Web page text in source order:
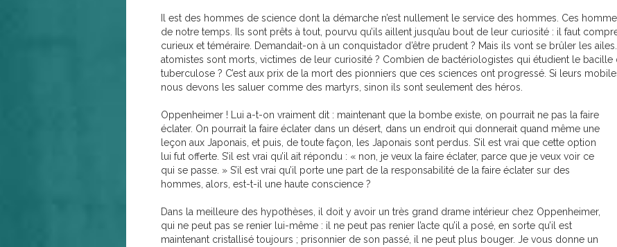
Il est des hommes de science dont la démarche n’est nullement le service des hommes. Ces
de notre temps. Ils sont prêts à tout, pourvu qu’ils aillent jusqu’au bout de leur curiosité : il faut
curieux et téméraire. Demandait-on à un conquistador d’être prudent ? Mais ils vont se brûler les
atomistes sont morts, victimes de leur curiosité ? Combien de bactériologistes qui étudient le
tuberculose ? C’est aux prix de la mort des pionniers que ces sciences ont progressé. Si leurs
nous devons les saluer comme des martyrs, sinon ils sont seulement des héros.
Oppenheimer ! Lui a-t-on vraiment dit : maintenant que la bombe existe, on pourrait ne pas la faire
éclater. On pourrait la faire éclater dans un désert, dans un endroit qui donnerait quand même une
leçon aux Japonais, et puis, de toute façon, les Japonais sont perdus. S’il est vrai que cette option
lui fut offerte. S’il est vrai qu’il ait répondu : « non, je veux la faire éclater, parce que je veux voir ce
qui se passe. » S’il est vrai qu’il porte une part de la responsabilité de la faire éclater sur des
hommes, alors, est-t-il une haute conscience ?
Dans la meilleure des hypothèses, il doit y avoir un très grand drame intérieur chez Oppenheimer,
qui ne peut pas se renier lui-même : il ne peut pas renier l’acte qu’il a posé, en sorte qu’il est
maintenant cristallisé toujours ; prisonnier de son passé, il ne peut plus bouger. Je vous donne un